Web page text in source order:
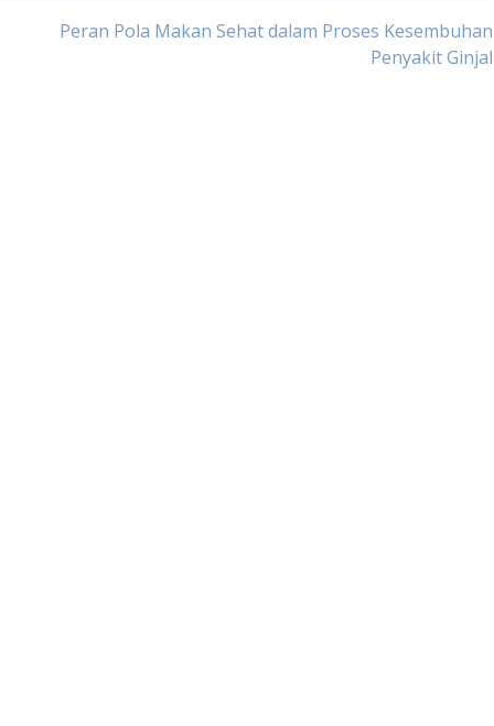
Peran Pola Makan Sehat dalam Proses Kesembuhan
Penyakit Ginjal